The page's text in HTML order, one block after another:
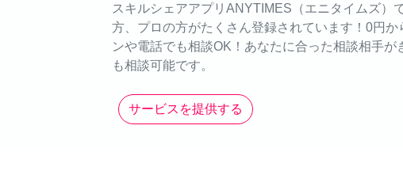
スキルシェアアプリANYTIMES（エニタイムズ）
方、プロの方がたくさん登録されています！0円
ンや電話でも相談OK！あなたに合った相談相手
も相談可能です。
サービスを提供する